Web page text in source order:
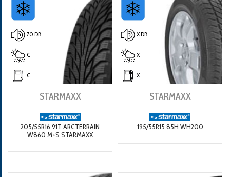
70 DB
C
C
STARMAXX
205/55R16 91T ARCTERRAIN
W860 M+S STARMAXX
X DB
X
X
STARMAXX
195/55R15 85H WH200